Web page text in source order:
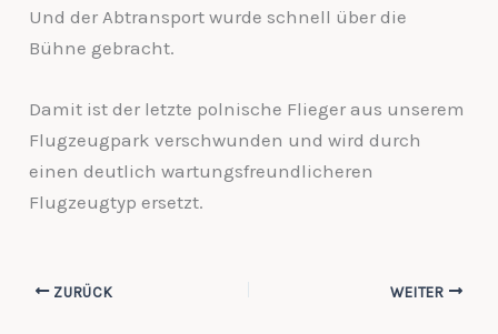
Und der Abtransport wurde schnell über die
Bühne gebracht.
Damit ist der letzte polnische Flieger aus unserem
Flugzeugpark verschwunden und wird durch
einen deutlich wartungsfreundlicheren
Flugzeugtyp ersetzt.
ZURÜCK WEITER